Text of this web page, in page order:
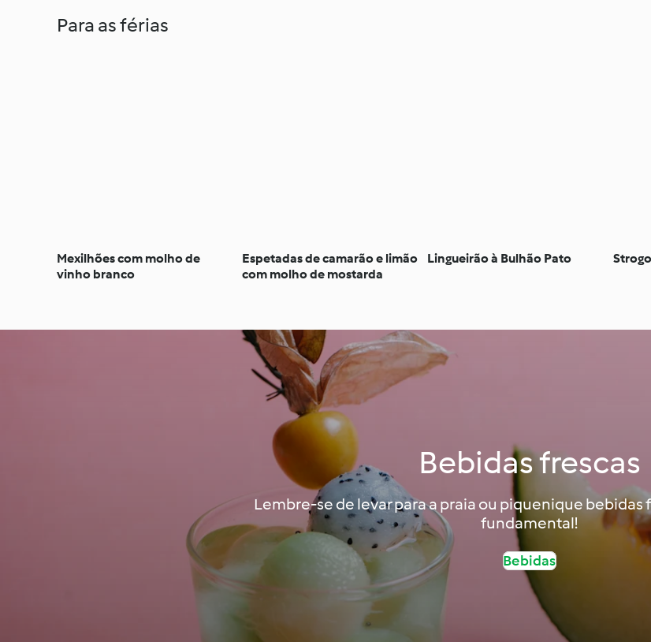
Para as férias
Mexilhões com molho de
vinho branco
Espetadas de camarão e limão
com molho de mostarda
Lingueirão à Bulhão Pato
Bebidas frescas
Lembre-se de levar para a praia ou piquenique bebidas
fundamental!
Bebidas